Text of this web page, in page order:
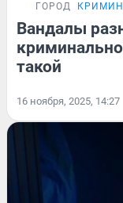
ГОРОД
Вандалы
такой
16 ноября, 2025, 14:27